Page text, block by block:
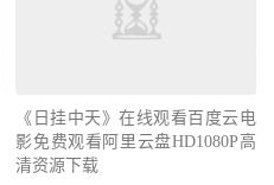
《日挂中天》在线观看百度云电
影免费观看阿里云盘HD1080P高
清资源下载